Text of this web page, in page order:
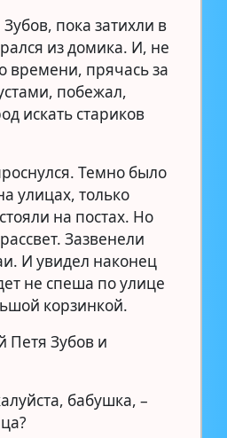
пока затихли в
из домика. И, не
времени, прячась за
побежал,
искать стариков
Темно было
улицах, только
на постах. Но
Зазвенели
И увидел наконец
не спеша по улице
корзинкой.
Петя Зубов и
бабушка, –